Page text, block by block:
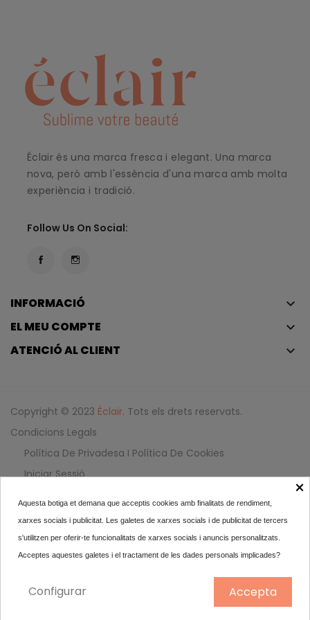
Couvrance Stick Corrector
11,90
Éclair és una marca fresca i elegant. Una marca
nova, però amb l'essència d'una marca amb molta
experiència i tradició.
Follow Us On Social:
INFORMACIÓ keyboard_arrow_down
EL MEU COMPTE keyboard_arrow_down
ATENCIÓ AL CLIENT keyboard_arrow_down
Copyright © 2023 Éclair. Tots els drets reservats.
Condicions Legals
Política De Privadesa I Política De Cookies
Iniciar Sessió
×
Aquesta botiga et demana que acceptis cookies amb finalitats de rendiment,
xarxes socials i publicitat. Les galetes de xarxes socials i de publicitat de tercers
s'utilitzen per oferir-te funcionalitats de xarxes socials i anuncis personalitzats.
Acceptes aquestes galetes i el tractament de les dades personals implicades?
Accepta
Configurar